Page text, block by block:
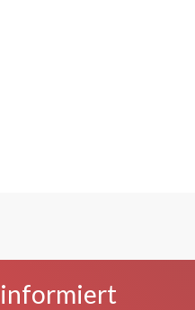
informiert